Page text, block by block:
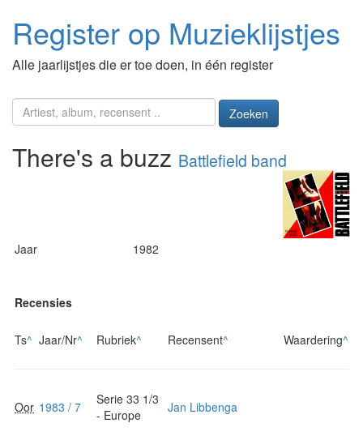
Register op Muzieklijstjes
Alle jaarlijstjes die er toe doen, in één register
Zoeken
There's a buzz Battlefield band
Jaar 1982
Recensies
Ts^ Jaar/Nr^ Rubriek^ Recensent^ Waardering^
Oor 1983 / 7
Serie 33 1/3
- Europe
Jan Libbenga